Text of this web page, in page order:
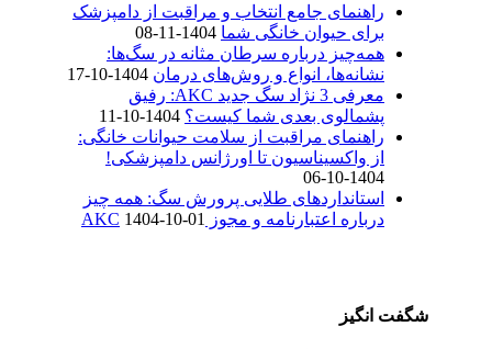
راهنمای جامع انتخاب و مراقبت از دامپزشک
برای حیوان خانگی شما 1404-11-08
همه‌چیز درباره سرطان مثانه در سگ‌ها:
نشانه‌ها، انواع و روش‌های درمان 1404-10-17
معرفی 3 نژاد سگ جدید AKC: رفیق
پشمالوی بعدی شما کیست؟ 1404-10-11
راهنمای مراقبت از سلامت حیوانات خانگی:
از واکسیناسیون تا اورژانس دامپزشکی!
1404-10-06
استانداردهای طلایی پرورش سگ: همه چیز
درباره اعتبارنامه و مجوز AKC
1404-10-01
شگفت انگیز